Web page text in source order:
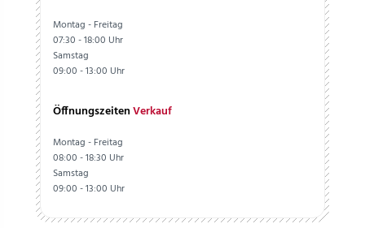
Montag - Freitag
07:30 - 18:00 Uhr
Samstag
09:00 - 13:00 Uhr
ÖffnungszeitenVerkauf
Montag - Freitag
08:00 - 18:30 Uhr
Samstag
09:00 - 13:00 Uhr